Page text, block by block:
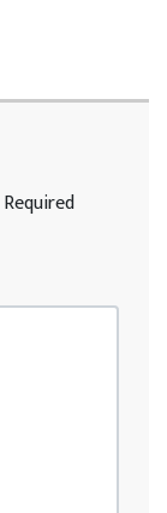
Required